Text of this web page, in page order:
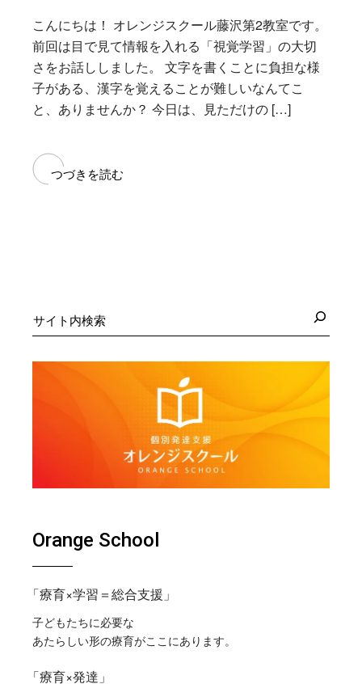
こんにちは！ オレンジスクール藤沢第2教室です。
前回は目で見て情報を入れる「視覚学習」の大切
さをお話ししました。 文字を書くことに負担な様
子がある、漢字を覚えることが難しいなんてこ
と、ありませんか？ 今日は、見ただけの […]
つづきを読む
索
Orange School
「療育×学習＝総合支援」
子どもたちに必要な
あたらしい形の療育がここにあります。
「療育×発達」